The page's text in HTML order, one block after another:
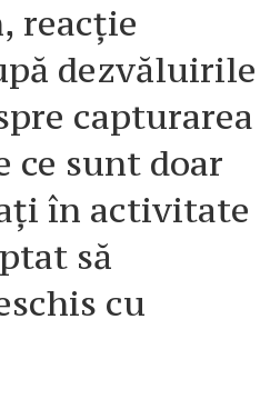
reacție
dezvăluirile
capturarea
ce sunt doar
în activitate
să
cu